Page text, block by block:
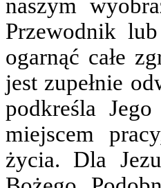
naszym
Przewodnik
ogarnąć całe
jest zupełnie
podkreśla
miejscem
życia. Dla